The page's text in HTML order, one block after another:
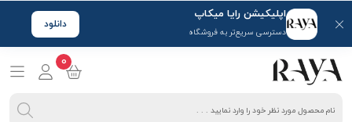
اپلیکیشن رایا میکاپ
دسترسی سریع‌تر به فروشگاه
دانلود
0